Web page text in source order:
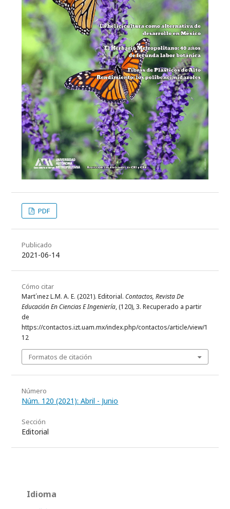
PDF
Publicado
2021-06-14
Cómo citar
Mart´ınez L.M. A. E. (2021). Editorial.Contactos, Revista De
Educación En Ciencias E Ingeniería, (120), 3. Recuperado a partir
de
https://contactos.izt.uam.mx/index.php/contactos/article/view/1
12
Formatos de citación
Número
Núm. 120 (2021): Abril - Junio
Sección
Editorial
Idioma